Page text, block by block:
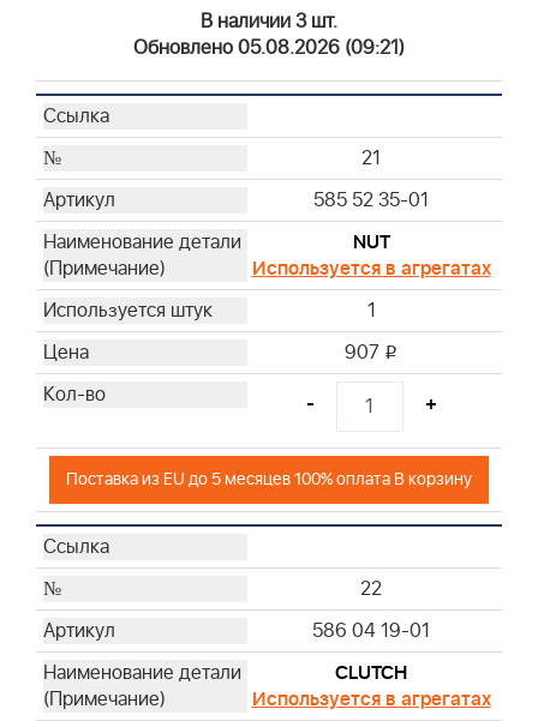
В наличии 3 шт.
Обновлено 05.08.2026 (09:21)
21
585 52 35-01
NUT
Используется в агрегатах
1
907 i
- +
Поставка из EU до 5 месяцев 100% оплата В корзину
22
586 04 19-01
CLUTCH
Используется в агрегатах